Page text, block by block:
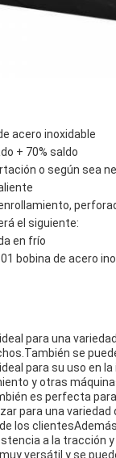
acero inoxidable
+ 70% saldo
o según sea
el siguiente:
en frío
bobina de acero
para una
se
para su uso en
y otras
es perfecta
para una
los
a la tracción
versátil y se